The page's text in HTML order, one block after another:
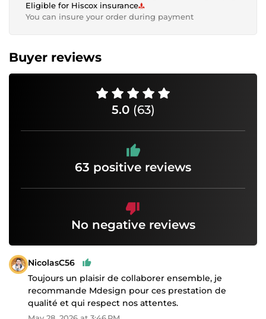
Eligible for Hiscox insurance
You can insure your order during payment
Buyer reviews
5.0 (63)
63 positive reviews
No negative reviews
NicolasC56
Toujours un plaisir de collaborer ensemble, je
recommande Mdesign pour ces prestation de
qualité et qui respect nos attentes.